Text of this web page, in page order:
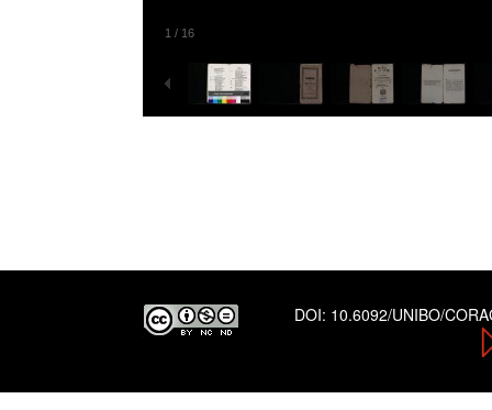
1 / 16
DOI: 10.6092/UNIBO/